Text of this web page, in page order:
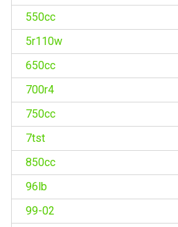
550cc
5r110w
650cc
700r4
750cc
7tst
850cc
96lb
99-02